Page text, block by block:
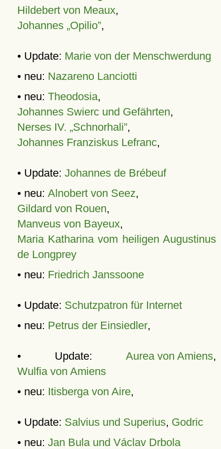
Hildebert von Meaux,
Johannes „Opilio”,
• Update: Marie von der Menschwerdung
• neu: Nazareno Lanciotti
• neu: Theodosia,
Johannes Swierc und Gefährten,
Nerses IV. „Schnorhali”,
Johannes Franziskus Lefranc,
• Update: Johannes de Brébeuf
• neu: Alnobert von Seez,
Gildard von Rouen,
Manveus von Bayeux,
Maria Katharina vom heiligen Augustinus
de Longprey
• neu: Friedrich Janssoone
• Update: Schutzpatron für Internet
• neu: Petrus der Einsiedler,
• Update: Aurea von Amiens,
Wulfia von Amiens
• neu: Itisberga von Aire,
• Update: Salvius und Superius, Godric
• neu: Jan Bula und Václav Drbola